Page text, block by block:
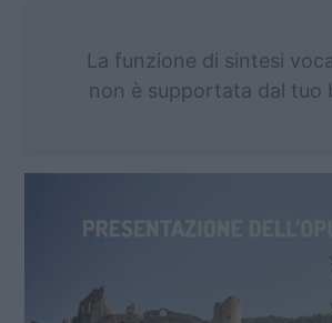
La funzione di sintesi
non è supportata dal tuo